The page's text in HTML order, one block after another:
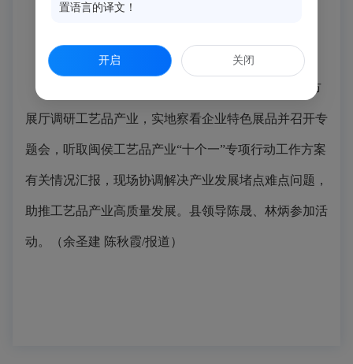
12月3日，闽侯县委书记吴永忠带队赴工艺品城市
展厅调研工艺品产业，实地察看企业特色展品并召开专
题会，听取闽侯工艺品产业“十个一”专项行动工作方案
有关情况汇报，现场协调解决产业发展堵点难点问题，
助推工艺品产业高质量发展。县领导陈晟、林炳参加活
动。（余圣建 陈秋霞/报道）
置语言的译文！
开启 关闭